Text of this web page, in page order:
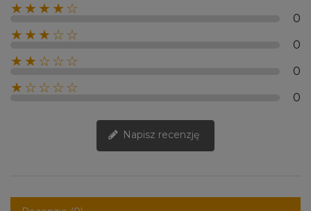
★★★★☆
0
★★★☆☆
0
★★☆☆☆
0
★☆☆☆☆
0
Napisz recenzję